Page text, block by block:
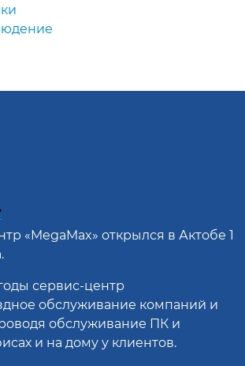
«MegaMax» открылся в Актобе 1
сервис-центр
обслуживание компаний и
обслуживание ПК и
и на дому у клиентов.